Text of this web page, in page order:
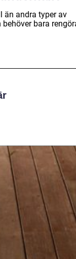
än andra typer av
bara